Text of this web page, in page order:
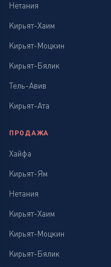
Нетания
Кирьят-Хаим
Кирьят-Моцкин
Кирьят-Бялик
Тель-Авив
Кирьят-Ата
ПРОДАЖА
Хайфа
Кирьят-Ям
Нетания
Кирьят-Хаим
Кирьят-Моцкин
Кирьят-Бялик